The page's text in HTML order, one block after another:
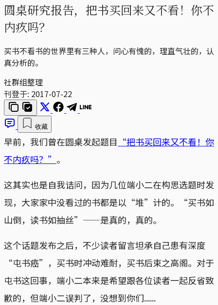
圆桌研究报告，把书买回来又不看！你不
内疚吗？
买书不看书的世界里有三种人，问心有愧的，理直气壮的，认
真分析的。
社群组整理
刊登于: 2017-07-22
收藏
早前，我们曾在圆桌发起题目 “把书买回来又不看！你
不内疚吗？” 。
这其实也是自我诘问，因为几位端小二在构思选题时发
现，大家家中没看过的书都是以“堆”计的。“买书如
山倒，读书如抽丝”——是真的，真的。
这个话题发布之后，不少读者留言坦承自己患有深度
“屯书癌”，买书时冲动难耐，买书后束之高阁。对于
屯书这回事，端小二本来是希望跟各位读者一起反省致
歉的，但端小二误判了，没想到你们......